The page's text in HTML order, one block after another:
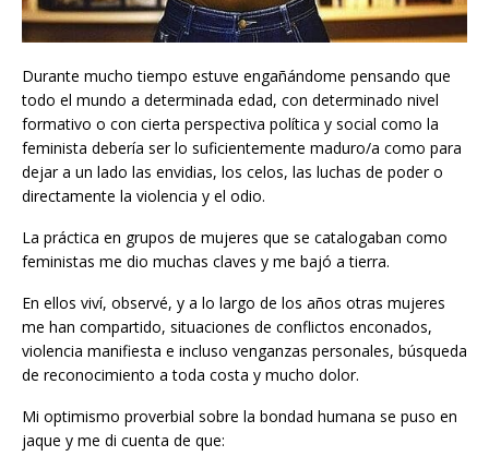
Durante mucho tiempo estuve engañándome pensando que
todo el mundo a determinada edad, con determinado nivel
formativo o con cierta perspectiva política y social como la
feminista debería ser lo suficientemente maduro/a como para
dejar a un lado las envidias, los celos, las luchas de poder o
directamente la violencia y el odio.
La práctica en grupos de mujeres que se catalogaban como
feministas me dio muchas claves y me bajó a tierra.
En ellos viví, observé, y a lo largo de los años otras mujeres
me han compartido, situaciones de conflictos enconados,
violencia manifiesta e incluso venganzas personales, búsqueda
de reconocimiento a toda costa y mucho dolor.
Mi optimismo proverbial sobre la bondad humana se puso en
jaque y me di cuenta de que: